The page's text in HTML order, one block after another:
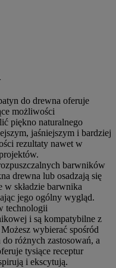
do drewna oferuje
możliwości
piękno naturalnego
jaśniejszym i bardziej
rezultaty nawet w
barwników
drewna lub osadzają się
w składzie barwnika
jego ogólny wygląd.
technologii
i są kompatybilne z
wybierać spośród
różnych zastosowań, a
tysiące receptur
i ekscytują.